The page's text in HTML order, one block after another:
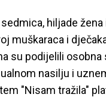
hiljade žena
muškaraca i
su podijelili
nasilju i
"Nisam tražila"